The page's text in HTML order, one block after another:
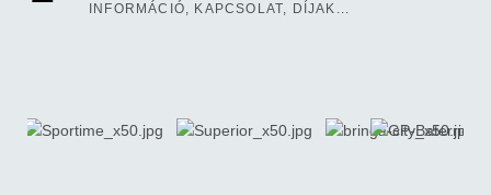
INFORMÁCIÓ, KAPCSOLAT, DÍJAK...